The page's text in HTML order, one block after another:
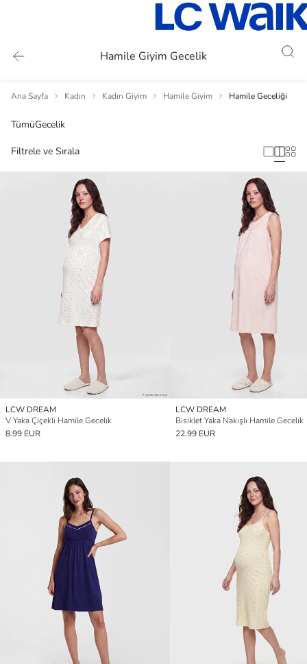
Hamile Giyim Gecelik
Ana Sayfa Kadın Kadın Giyim Hamile Giyim Hamile Geceliği
TümüGecelik
Filtrele ve Sırala
LCW DREAM
V Yaka Çiçekli Hamile Gecelik
8.99 EUR
LCW DREAM
Bisiklet Yaka Nakışlı Hamile Gecelik
22.99 EUR